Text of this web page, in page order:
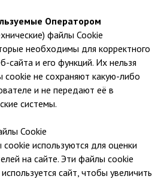
Оператором
файлы Cookie
необходимы для корректного
сайта и его функций. Их нельзя
cookie не сохраняют какую-либо
и не передают её в
системы.
Cookie
используются для оценки
на сайте. Эти файлы cookie
сайт, чтобы увеличить